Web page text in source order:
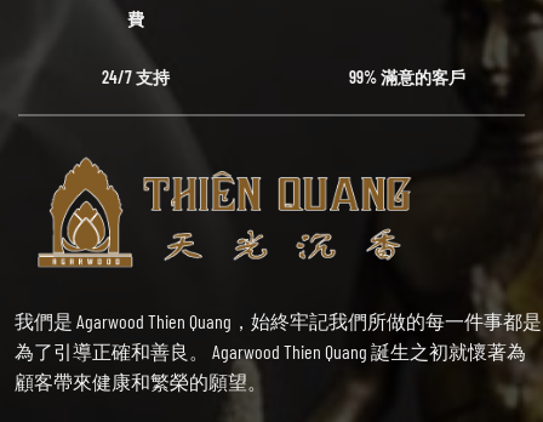
費
24/7 支持 99% 滿意的客戶
我們是 Agarwood Thien Quang，始終牢記我們所做的每一件事都是
為了引導正確和善良。 Agarwood Thien Quang 誕生之初就懷著為
顧客帶來健康和繁榮的願望。